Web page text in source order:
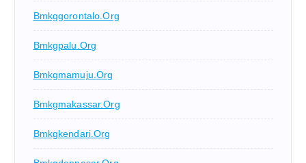
Bmkggorontalo.org
Bmkgpalu.org
Bmkgmamuju.org
Bmkgmakassar.org
Bmkgkendari.org